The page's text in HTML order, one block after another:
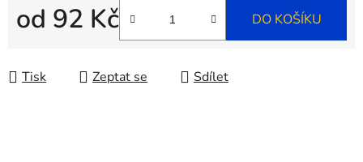
od 92 Kč DO KOŠÍKU
Tisk Zeptat se Sdílet